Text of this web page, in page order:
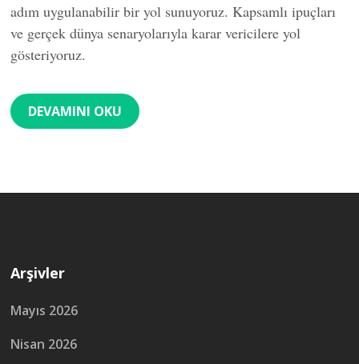
adım uygulanabilir bir yol sunuyoruz. Kapsamlı ipuçları
ve gerçek dünya senaryolarıyla karar vericilere yol
gösteriyoruz.
DEVAMINI OKU
Arşivler
Mayıs 2026
Nisan 2026